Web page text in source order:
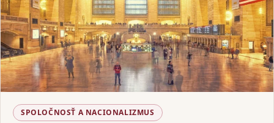
SPOLOČNOSŤ A NACIONALIZMUS